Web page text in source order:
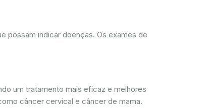
possam indicar doenças. Os exames de
um tratamento mais eficaz e melhores
câncer cervical e câncer de mama.